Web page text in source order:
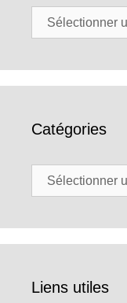
Archives
Catégories
Catégories
Liens utiles